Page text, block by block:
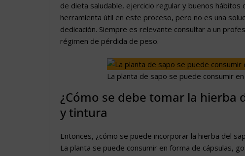
de dieta saludable, ejercicio regular y buenos hábitos
herramienta útil en este proceso, pero no es una
dedicación. Siempre es relevante consultar a un
régimen de pérdida de peso.
La planta de sapo se puede consumir
¿Cómo se debe tomar la hierba
y tintura
Entonces, ¿cómo se puede incorporar la hierba del
La planta se puede consumir en forma de cápsulas,